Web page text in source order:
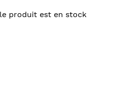
produit est en stock